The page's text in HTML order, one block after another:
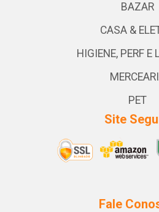
BAZAR
CASA &
HIGIENE, PERF E
PET
Site
Fale